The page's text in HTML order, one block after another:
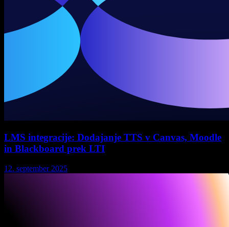
LMS integracije: Dodajanje TTS v Canvas, Moodle
in Blackboard prek LTI
12. september 2025